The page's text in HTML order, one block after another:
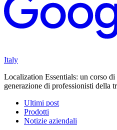
Italy
Localization Essentials: un corso
generazione di professionisti della
Ultimi post
Prodotti
Notizie aziendali